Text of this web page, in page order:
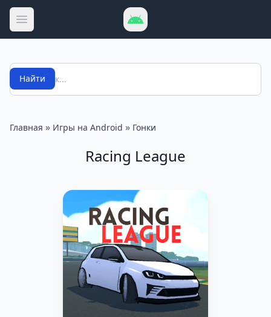
Открыть меню
Поиск
Найти
Главная » Игры на Android » Гонки
Racing League